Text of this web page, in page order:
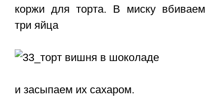
коржи для торта. В миску вбиваем
три яйца
и засыпаем их сахаром.